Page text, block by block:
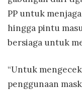
PP untuk
hingga pintu
bersiaga untuk
“Untuk
penggunaan